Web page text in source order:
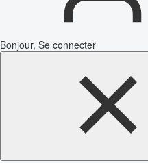
Bonjour, Se connecter